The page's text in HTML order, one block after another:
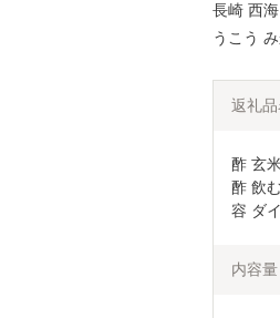
長崎 西
うこう
返礼品
酢 玄
酢 飲
容 ダ
内容量